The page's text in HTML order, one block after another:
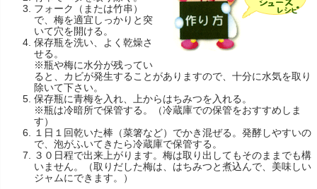
フォーク（または竹串）
で、梅を適宜しっかりと突
いて穴を開ける。
保存瓶を洗い、よく乾燥さ
せる。
※瓶や梅に水分が残ってい
ると、カビが発生することがありますので、十分に水気を取り
除いて下さい。
保存瓶に青梅を入れ、上からはちみつを入れる。
※瓶は冷暗所で保管する。（冷蔵庫での保管をおすすめしま
す）
１日１回乾いた棒（菜箸など）でかき混ぜる。発酵しやすいの
で、泡がふいてきたら冷蔵庫で保管する。
３０日程で出来上がります。梅は取り出してもそのままでも構
いません。（取りだした梅は、はちみつと煮込んで、美味しい
ジャムにできます。）